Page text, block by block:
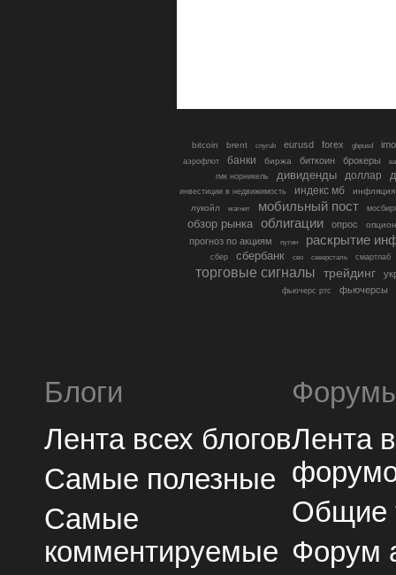
bitcoin brent cnyrub eurusd forex gbpusd
аэрофлот банки биржа биткоин брокеры
гмк норникель
дивиденды доллар
инвестиции в недвижимость индекс мб
инфляция
лукойл
магнит мобильный пост
обзор рынка облигации опрос
прогноз по акциям путин раскрытие
сбер сбербанк сво северсталь смартлаб
торговые сигналы трейдинг
фьючерс ртс фьючерсы
Блоги
Лента всех блогов
Самые полезные
Самые
комментируемые
Лента
Общие
Форум